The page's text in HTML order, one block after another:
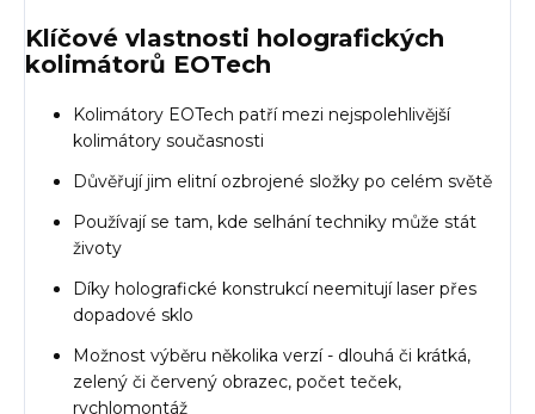
Klíčové vlastnosti holografických
kolimátorů EOTech
Kolimátory EOTech patří mezi nejspolehlivější
kolimátory současnosti
Důvěřují jim elitní ozbrojené složky po celém světě
Používají se tam, kde selhání techniky může stát
životy
Díky holografické konstrukcí neemitují laser přes
dopadové sklo
Možnost výběru několika verzí - dlouhá či krátká,
zelený či červený obrazec, počet teček,
rychlomontáž